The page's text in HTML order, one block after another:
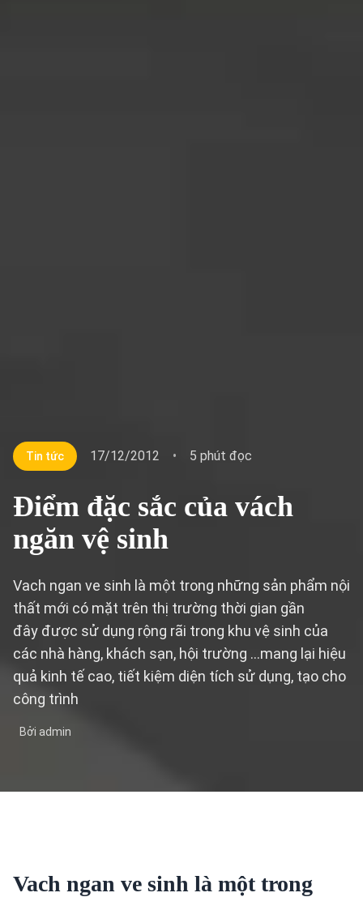
Tin tức 17/12/2012 • 5 phút đọc
Điểm đặc sắc của vách
ngăn vệ sinh
Vach ngan ve sinh là một trong những sản phẩm nội
thất mới có mặt trên thị trường thời gian gần
đây được sử dụng rộng rãi trong khu vệ sinh của
các nhà hàng, khách sạn, hội trường …mang lại hiệu
quả kinh tế cao, tiết kiệm diện tích sử dụng, tạo cho
công trình
Bởi admin
Vach ngan ve sinh là một trong